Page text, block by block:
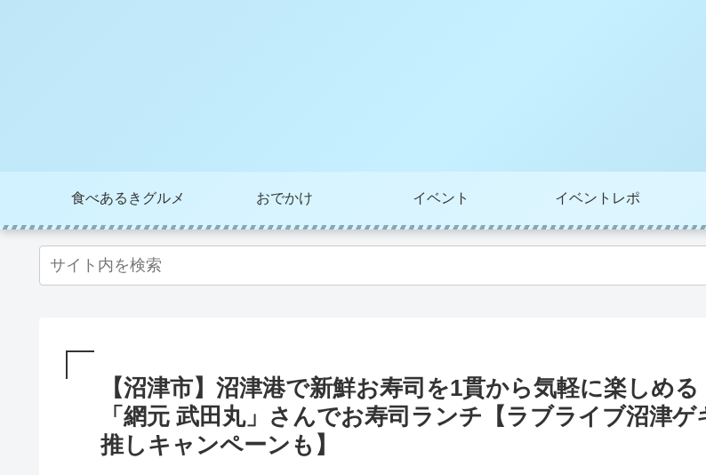
食べあるきグルメ おでかけ イベント イベントレポ
【沼津市】沼津港で新鮮お寿司を1貫から気軽に楽しめる
「網元 武田丸」さんでお寿司ランチ【ラブライブ沼津ゲ
推しキャンペーンも】